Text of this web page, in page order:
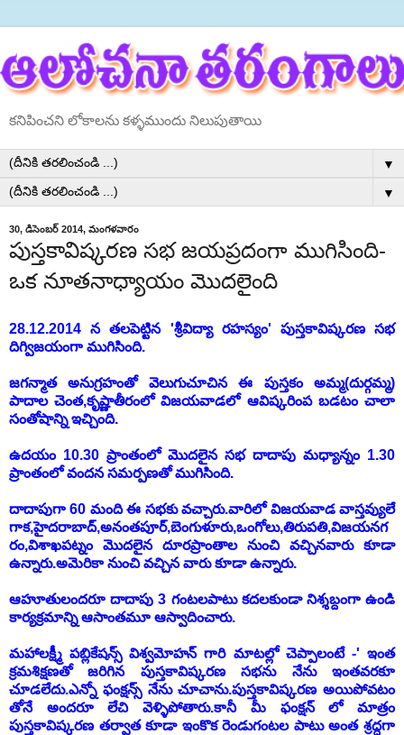
కనిపించని లోకాలను కళ్ళముందు నిలుపుతాయి
▼
▼
30, డిసెంబర్ 2014, మంగళవారం
పుస్తకావిష్కరణ సభ జయప్రదంగా ముగిసింది-
ఒక నూతనాధ్యాయం మొదలైంది
28.12.2014 న తలపెట్టిన 'శ్రీవిద్యా రహస్యం' పుస్తకావిష్కరణ సభ
దిగ్విజయంగా ముగిసింది.
జగన్మాత అనుగ్రహంతో వెలుగుచూచిన ఈ పుస్తకం అమ్మ(దుర్గమ్మ)
పాదాల చెంత,కృష్ణాతీరంలో విజయవాడలో ఆవిష్కరింప బడటం చాలా
సంతోషాన్ని ఇచ్చింది.
ఉదయం 10.30 ప్రాంతంలో మొదలైన సభ దాదాపు మధ్యాన్నం 1.30
ప్రాంతంలో వందన సమర్పణతో ముగిసింది.
దాదాపుగా 60 మంది ఈ సభకు వచ్చారు.వారిలో విజయవాడ వాస్తవ్యులే
గాక,హైదరాబాద్,అనంతపూర్,బెంగుళూరు,ఒంగోలు,తిరుపతి,విజయనగ
రం,విశాఖపట్నం మొదలైన దూరప్రాంతాల నుంచి వచ్చినవారు కూడా
ఉన్నారు.అమెరికా నుంచి వచ్చిన వారు కూడా ఉన్నారు.
ఆహూతులందరూ దాదాపు 3 గంటలపాటు కదలకుండా నిశ్శబ్దంగా ఉండి
కార్యక్రమాన్ని ఆసాంతమూ ఆస్వాదించారు.
మహాలక్ష్మీ పబ్లికేషన్స్ విశ్వమోహన్ గారి మాటల్లో చెప్పాలంటే -' ఇంత
క్రమశిక్షణతో జరిగిన పుస్తకావిష్కరణ సభను నేను ఇంతవరకూ
చూడలేదు.ఎన్నో ఫంక్షన్స్ నేను చూచాను.పుస్తకావిష్కరణ అయిపోవటం
తోనే అందరూ లేచి వెళ్ళిపోతారు.కానీ మీ ఫంక్షన్ లో మాత్రం
పుస్తకావిష్కరణ తర్వాత కూడా ఇంకొక రెండుగంటల పాటు అంత శ్రద్ధగా